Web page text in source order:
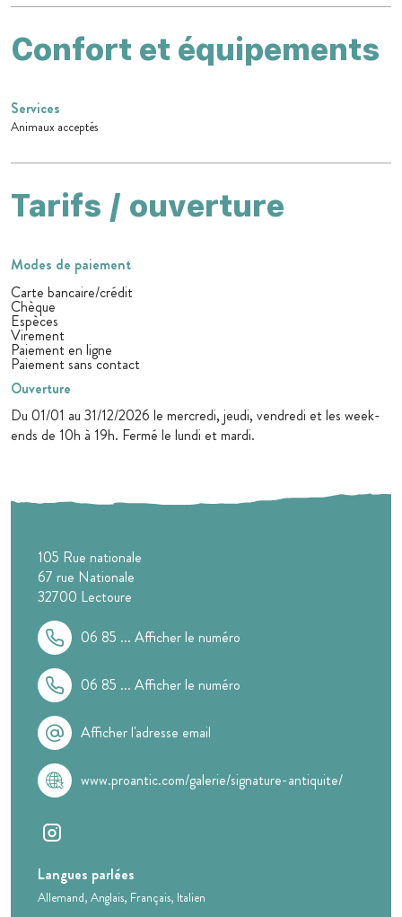
Confort et équipements
Services
Animaux acceptés
Tarifs / ouverture
Modes de paiement
Carte bancaire/crédit
Chèque
Espèces
Virement
Paiement en ligne
Paiement sans contact
Ouverture
Du 01/01 au 31/12/2026 le mercredi, jeudi, vendredi et les week-
ends de 10h à 19h. Fermé le lundi et mardi.
105 Rue nationale
67 rue Nationale
32700 Lectoure
06 85 ... Afficher le numéro
06 85 ... Afficher le numéro
Afficher l'adresse email
www.proantic.com/galerie/signature-antiquite/
Langues parlées
Allemand Anglais Français Italien